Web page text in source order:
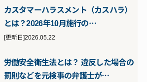
カスタマーハラスメント（カスハラ）
とは？2026年10月施行の…
[更新日]2026.05.22
労働安全衛生法とは？ 違反した場合の
罰則などを元検事の弁護士が…